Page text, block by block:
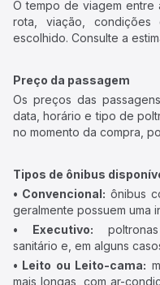
O tempo de viagem entre
rota, viação,
escolhido. Consulte a
Preço da passagem
Os preços das
data, horário e tipo de
no momento da compra,
Tipos de ônibus
• Convencional: ônibus
geralmente possuem uma
• Executivo:
sanitário e, em alguns
• Leito ou Leito-cama:
mais longas, com ar-